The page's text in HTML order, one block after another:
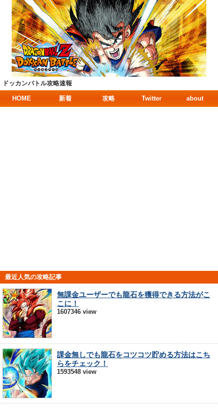
ドッカンバトル攻略速報
HOME 新着 攻略 Twitter about
最近人気の攻略記事
無課金ユーザーでも龍石を獲得できる方法がこ
こに！
1607346 view
課金無しでも龍石をコツコツ貯める方法はこち
らをチェック！
1593548 view